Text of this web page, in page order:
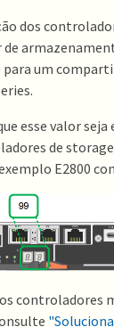
dos
para um
esse valor seja
de
E2800
controladores